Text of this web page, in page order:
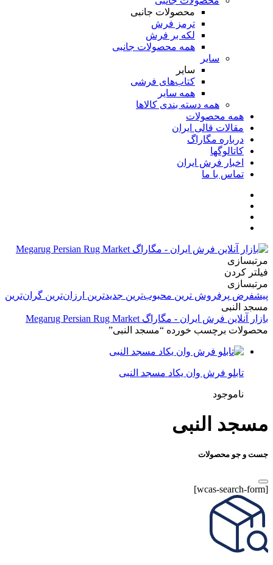
محصولات جانبی
ترمز فرش
لکه بر فرش
همه محصولات جانبی
سایر
سایر
کتاب‌های فرشی
همه سایر
همه دسته بندی کالاها
همه محصولات
مقالات قالی ایران
درباره مگاراگ
کاتالوگها
اخبار فرش ایران
تماس با ما
مرتبسازی
فیلتر کردن
مرتبسازی
پیشفرض پرفروش ترین محبوب‌ترین جدیدترین ارزان‌ترین گران‌ترین
مسجد النبی
بازار آنلاین فرش ایران - مگاراگ Megarug Persian Rug Market
محصولات برچسب خورده “مسجد النبی”
تابلو فرش وان یکاد مسجد النبی
ناموجود
مسجد النبی
جست و جو محصولات
[wcas-search-form]